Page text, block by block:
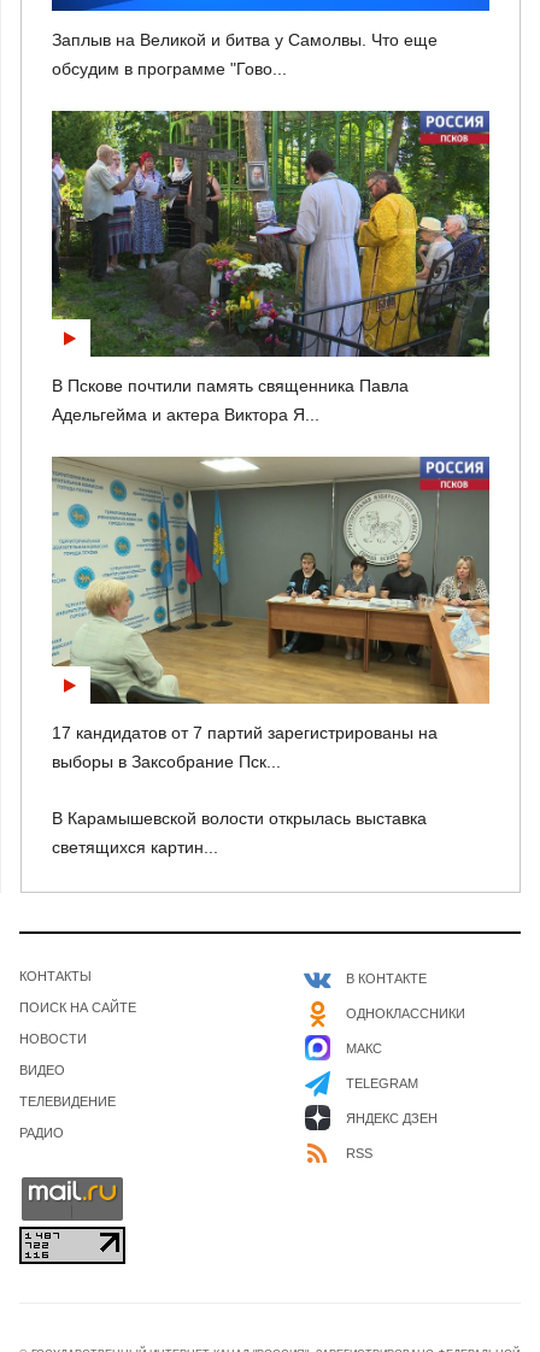
Заплыв на Великой и битва у Самолвы. Что еще
обсудим в программе "Гово...
В Пскове почтили память священника Павла
Адельгейма и актера Виктора Я...
17 кандидатов от 7 партий зарегистрированы на
выборы в Заксобрание Пск...
В Карамышевской волости открылась выставка
светящихся картин...
КОНТАКТЫ
ПОИСК НА САЙТЕ
НОВОСТИ
ВИДЕО
ТЕЛЕВИДЕНИЕ
РАДИО
В КОНТАКТЕ
ОДНОКЛАССНИКИ
МАКС
TELEGRAM
ЯНДЕКС ДЗЕН
RSS